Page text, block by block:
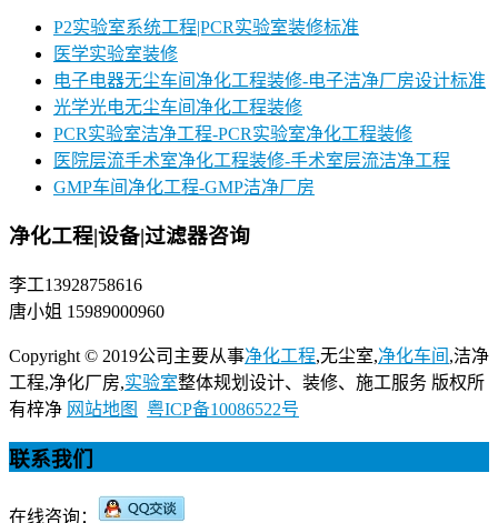
P2实验室系统工程|PCR实验室装修标准
医学实验室装修
电子电器无尘车间净化工程装修-电子洁净厂房设计标准
光学光电无尘车间净化工程装修
PCR实验室洁净工程-PCR实验室净化工程装修
医院层流手术室净化工程装修-手术室层流洁净工程
GMP车间净化工程-GMP洁净厂房
净化工程|设备|过滤器咨询
李工13928758616
唐小姐 15989000960
Copyright © 2019公司主要从事净化工程,无尘室,净化车间 ,洁净
工程,净化厂房,实验室整体规划设计、装修、施工服务 版权所
有梓净 网站地图 粤ICP备10086522号
联系我们
在线咨询：